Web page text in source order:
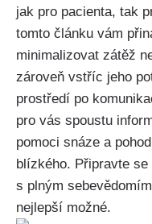
jak pro pacienta, tak
tomto článku vám
minimalizovat zátěž
zároveň vstříc jeho
prostředí po
pro vás spoustu
pomoci snáze a
blízkého. Připravte
s plným
nejlepší možné.